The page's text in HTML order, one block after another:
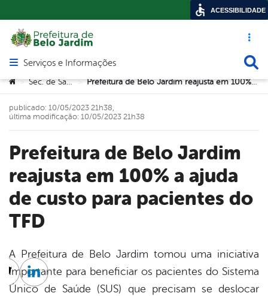
Acesso
Abrir menu principal de navegação
Serviços e Informações
Você está aqui:
> Sec. de Saúde > Prefeitura de Belo Jardim reajusta em 100% a ajuda de custo para pacientes do TFD
Prefeitura de Belo Jardim
reajusta em 100% a ajuda
de custo para pacientes do
TFD
publicado: 10/05/2023 21h38,
última modificação: 10/05/2023 21h38
A Prefeitura de Belo Jardim tomou uma iniciativa
importante para beneficiar os pacientes do Sistema
Único de Saúde (SUS) que precisam se deslocar
TwitterLinkedin
ACESSIBILIDADE